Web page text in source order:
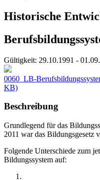
Historische
Gültigkeit: 29.10.1991 -
0060_LB-
KB)
Beschreibung
Grundlegend für das
2011 war das Bildungsgesetz
Folgende Unterschiede zum
Bildungssystem auf: